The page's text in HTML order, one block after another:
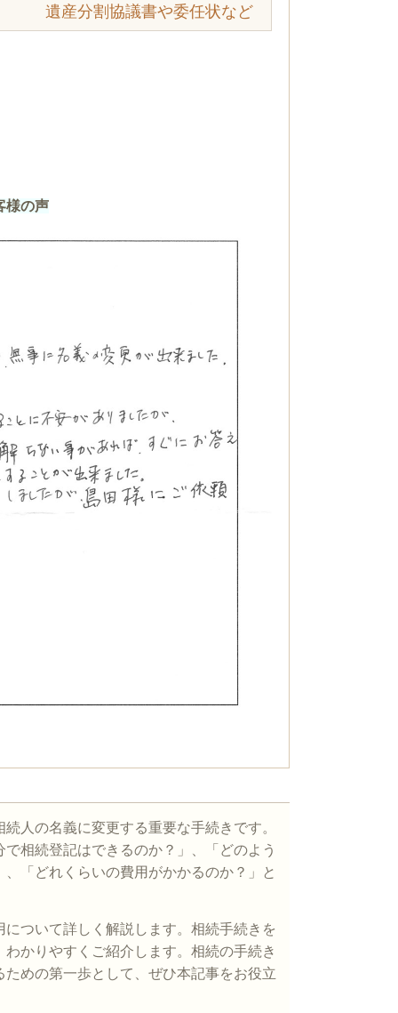
遺産分割協議書や委任状など
様の声
人の名義に変更する重要な手続きです。
相続登記はできるのか？」、「どのよう
「どれくらいの費用がかかるのか？」と
ついて詳しく解説します。相続手続きを
かりやすくご紹介します。相続の手続き
めの第一歩として、ぜひ本記事をお役立